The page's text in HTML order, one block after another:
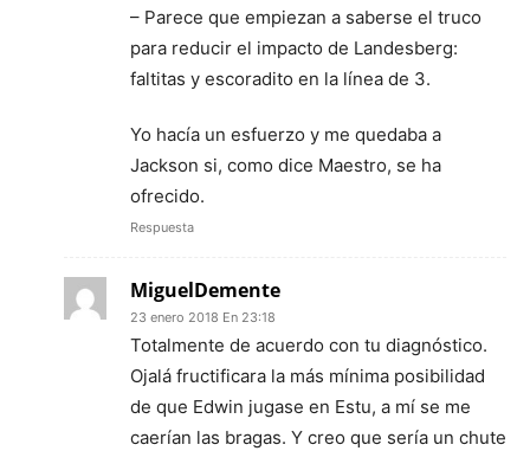
– Parece que empiezan a saberse el truco
para reducir el impacto de Landesberg:
faltitas y escoradito en la línea de 3.
Yo hacía un esfuerzo y me quedaba a
Jackson si, como dice Maestro, se ha
ofrecido.
Respuesta
MiguelDemente
23 enero 2018 En 23:18
Totalmente de acuerdo con tu diagnóstico.
Ojalá fructificara la más mínima posibilidad
de que Edwin jugase en Estu, a mí se me
caerían las bragas. Y creo que sería un chute